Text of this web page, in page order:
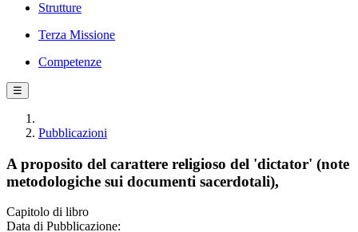
Strutture
Terza Missione
Competenze
☰
Pubblicazioni
A proposito del carattere religioso del 'dictator' (note
metodologiche sui documenti sacerdotali),
Capitolo di libro
Data di Pubblicazione: